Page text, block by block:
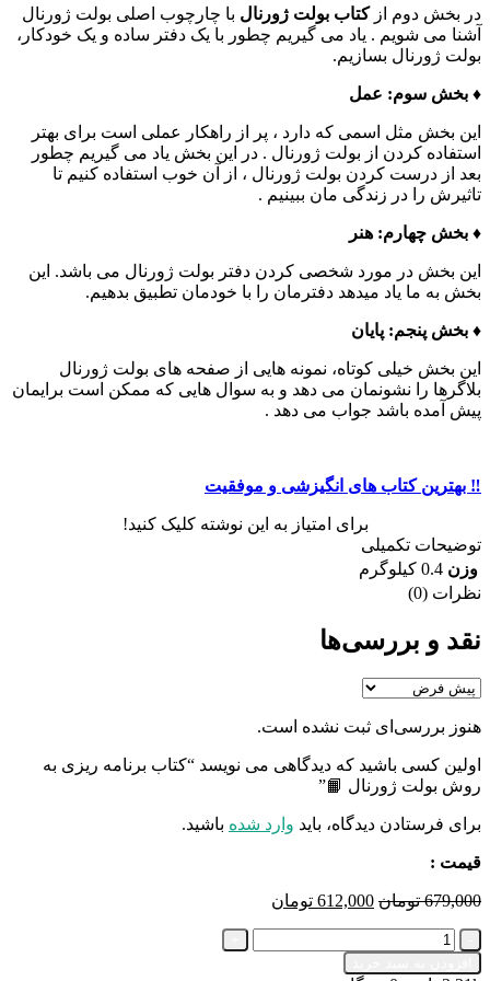
در بخش دوم از کتاب بولت ژورنال با چارچوب اصلی بولت ژورنال
آشنا می شویم . یاد می گیریم چطور با یک دفتر ساده و یک خودکار،
بولت ژورنال بسازیم.
♦️ بخش سوم: عمل
این بخش مثل اسمی که دارد ، پر از راهکار عملی است برای بهتر
استفاده کردن از بولت ژورنال . در این بخش یاد می گیریم چطور
بعد از درست کردن بولت ژورنال ، از آن خوب استفاده کنیم تا
تاثیرش را در زندگی مان ببینیم .
♦️ بخش چهارم: هنر
این بخش در مورد شخصی کردن دفتر بولت ژورنال می باشد. این
بخش به ما یاد میدهد دفترمان را با خودمان تطبیق بدهیم.
♦️ بخش پنجم: پایان
این بخش خیلی کوتاه، نمونه هایی از صفحه های بولت ژورنال
بلاگرها را نشونمان می دهد و به سوال هایی که ممکن است برایمان
پیش آمده باشد جواب می دهد .
‼️ بهترین کتاب های انگیزشی و موفقیت
برای امتیاز به این نوشته کلیک کنید!
توضیحات تکمیلی
وزن 0.4 کیلوگرم
نظرات (0)
نقد و بررسی‌ها
هنوز بررسی‌ای ثبت نشده است.
اولین کسی باشید که دیدگاهی می نویسد “کتاب برنامه ریزی به
روش بولت ژورنال 📙”
برای فرستادن دیدگاه، باید وارد شده باشید.
قیمت :
679,000 تومان قیمت
612,000 تومان
کتاب
برنامه